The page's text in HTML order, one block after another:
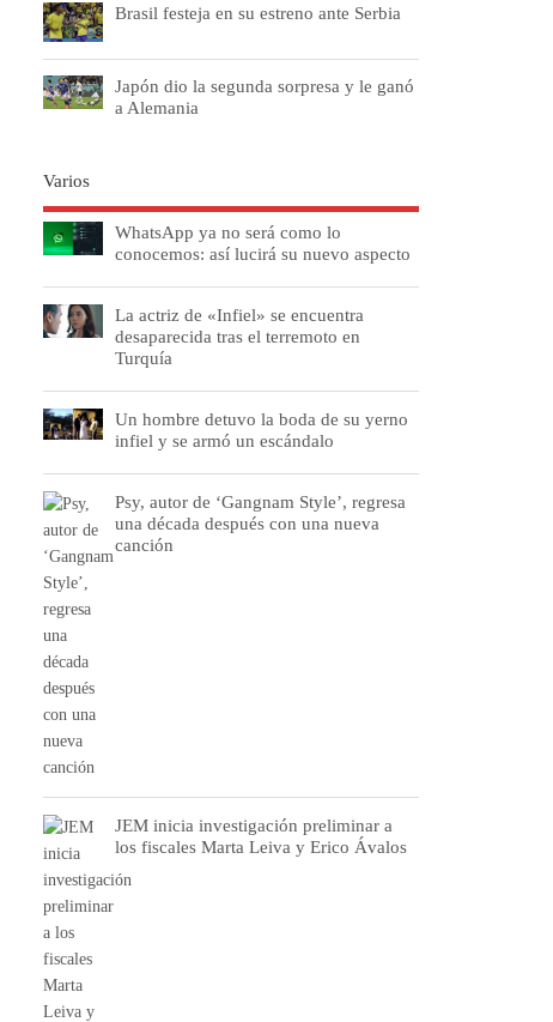
Brasil festeja en su estreno ante Serbia
Japón dio la segunda sorpresa y le ganó
a Alemania
Varios
WhatsApp ya no será como lo
conocemos: así lucirá su nuevo aspecto
La actriz de «Infiel» se encuentra
desaparecida tras el terremoto en
Turquía
Un hombre detuvo la boda de su yerno
infiel y se armó un escándalo
Psy, autor de ‘Gangnam Style’, regresa
una década después con una nueva
canción
JEM inicia investigación preliminar a
los fiscales Marta Leiva y Erico Ávalos